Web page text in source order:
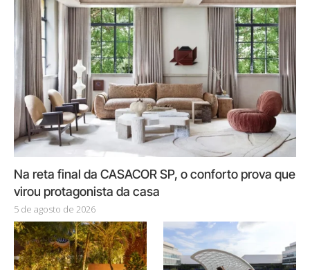
Na reta final da CASACOR SP, o conforto prova que
virou protagonista da casa
5 de agosto de 2026